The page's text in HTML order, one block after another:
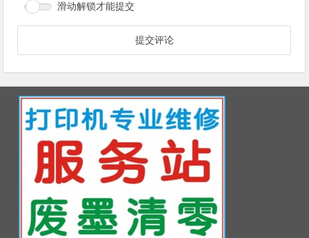
滑动解锁才能提交